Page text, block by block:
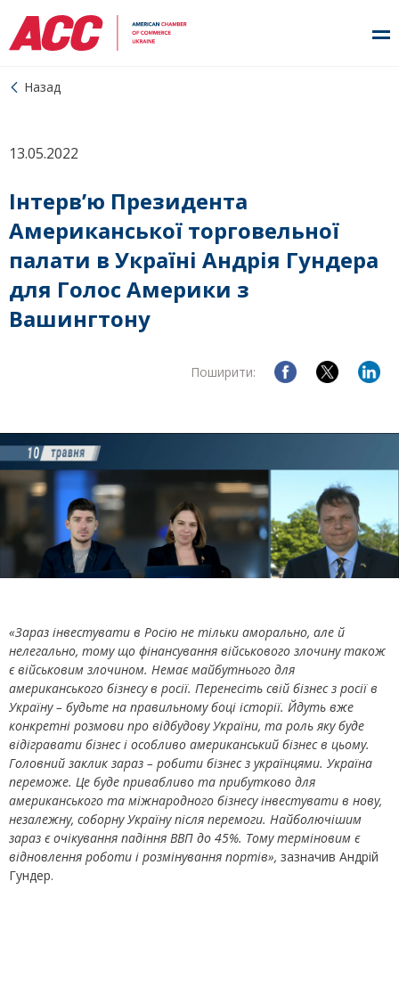
Назад
13.05.2022
Інтерв’ю Президента
Американської торговельної
палати в Україні Андрія Гундера
для Голос Америки з
Вашингтону
Поширити:
«Зараз інвестувати в Росію не тільки аморально, але й
нелегально, тому що фінансування військового злочину також
є військовим злочином. Немає майбутнього для
американського бізнесу в росії. Перенесіть свій бізнес з росії в
Україну – будьте на правильному боці історії. Йдуть вже
конкретні розмови про відбудову України, та роль яку буде
відігравати бізнес і особливо американський бізнес в цьому.
Головний заклик зараз – робити бізнес з українцями. Україна
переможе. Це буде привабливо та прибутково для
американського та міжнародного бізнесу інвестувати в нову,
незалежну, соборну Україну після перемоги. Найболючішим
зараз є очікування падіння ВВП до 45%. Тому терміновим є
відновлення роботи і розмінування портів», зазначив Андрій
Гундер.